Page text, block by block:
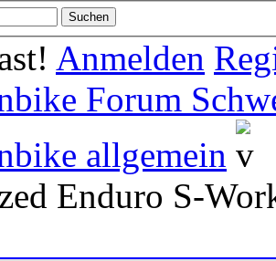
Anmelden
Forum
allgemein
Enduro S-